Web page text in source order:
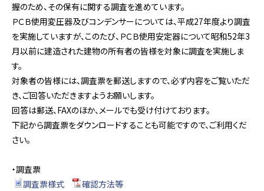
握のため、その保有に関する調査を進めています。
ＰＣＢ使用変圧器及びコンデンサーについては、平成27年度より調査
を実施していますが、このたび、ＰＣＢ使用安定器について昭和52年3
月以前に建造された建物の所有者の皆様を対象に調査を実施しま
す。
対象者の皆様には、調査票を郵送しますので、必ず内容をご覧いただ
き、ご回答いただきますようお願いします。
回答は郵送、FAXのほか、メールでも受け付けております。
下記から調査票をダウンロードすることも可能ですので、ご利用くだ
さい。
・調査票
調査票様式
確認方法等